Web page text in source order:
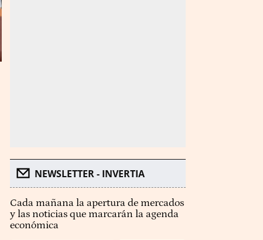
NEWSLETTER - INVERTIA
Cada mañana la apertura de mercados
y las noticias que marcarán la agenda
económica